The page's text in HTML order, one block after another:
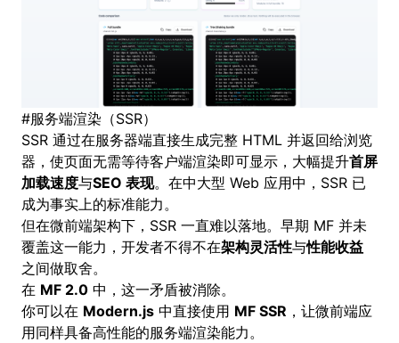
#服务端渲染（SSR）
SSR 通过在服务器端直接生成完整 HTML 并返回给浏览
器，使页面无需等待客户端渲染即可显示，大幅提升首屏
加载速度与SEO 表现。在中大型 Web 应用中，SSR 已
成为事实上的标准能力。
但在微前端架构下，SSR 一直难以落地。早期 MF 并未
覆盖这一能力，开发者不得不在架构灵活性与性能收益
之间做取舍。
在 MF 2.0 中，这一矛盾被消除。
你可以在 Modern.js 中直接使用 MF SSR ，让微前端应
用同样具备高性能的服务端渲染能力。